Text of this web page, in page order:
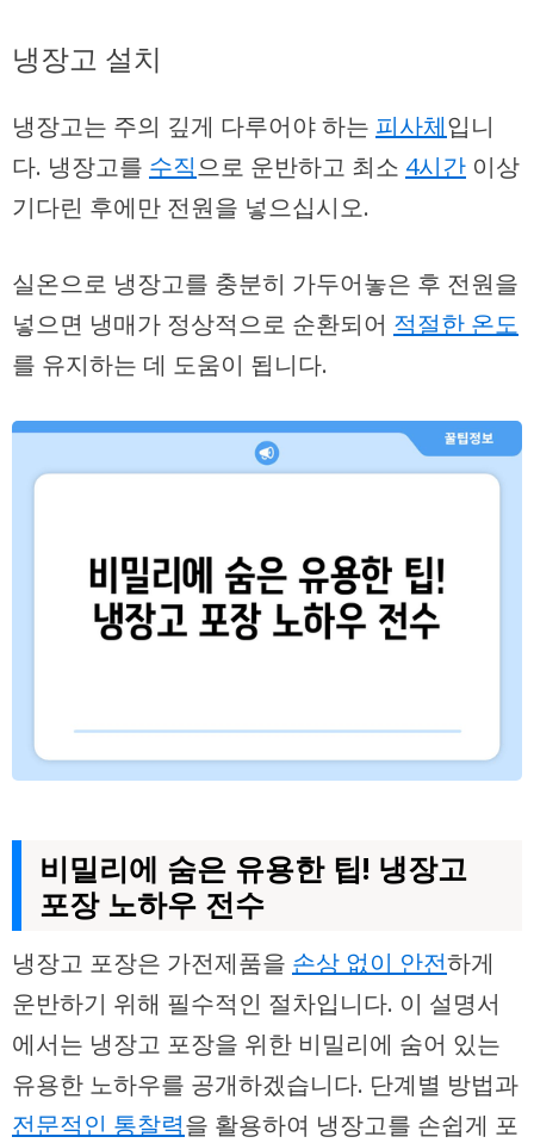
냉장고 설치
냉장고는 주의 깊게 다루어야 하는 피사체입니
다. 냉장고를 수직으로 운반하고 최소 4시간 이상
기다린 후에만 전원을 넣으십시오.
실온으로 냉장고를 충분히 가두어놓은 후 전원을
넣으면 냉매가 정상적으로 순환되어 적절한 온도
를 유지하는 데 도움이 됩니다.
비밀리에 숨은 유용한 팁! 냉장고
포장 노하우 전수
냉장고 포장은 가전제품을 손상 없이 안전하게
운반하기 위해 필수적인 절차입니다. 이 설명서
에서는 냉장고 포장을 위한 비밀리에 숨어 있는
유용한 노하우를 공개하겠습니다. 단계별 방법과
전문적인 통찰력을 활용하여 냉장고를 손쉽게 포